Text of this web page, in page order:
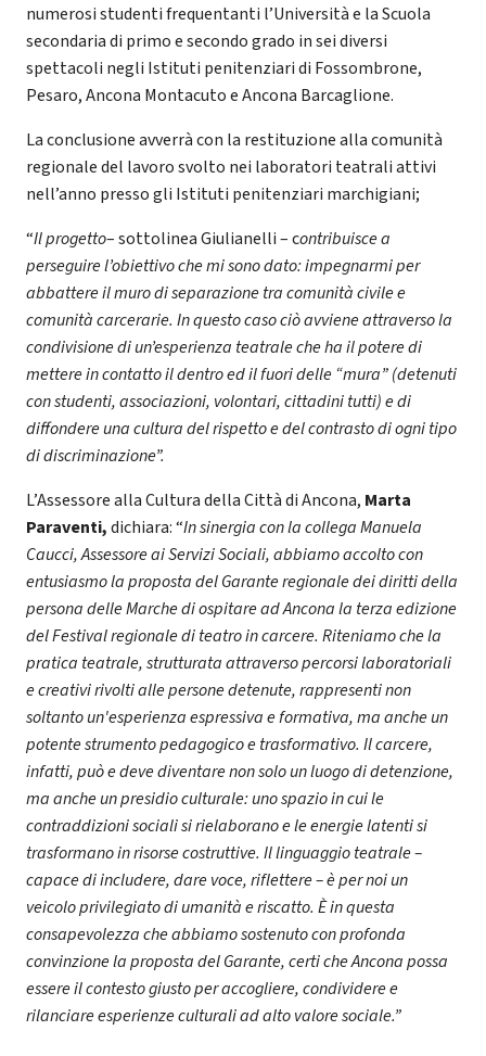
numerosi studenti frequentanti l’Università e la Scuola
secondaria di primo e secondo grado in sei diversi
spettacoli negli Istituti penitenziari di Fossombrone,
Pesaro, Ancona Montacuto e Ancona Barcaglione.
La conclusione avverrà con la restituzione alla comunità
regionale del lavoro svolto nei laboratori teatrali attivi
nell’anno presso gli Istituti penitenziari marchigiani;
“Il progetto– sottolinea Giulianelli – contribuisce a
perseguire l’obiettivo che mi sono dato: impegnarmi per
abbattere il muro di separazione tra comunità civile e
comunità carcerarie. In questo caso ciò avviene attraverso la
condivisione di un’esperienza teatrale che ha il potere di
mettere in contatto il dentro ed il fuori delle “mura” (detenuti
con studenti, associazioni, volontari, cittadini tutti) e di
diffondere una cultura del rispetto e del contrasto di ogni tipo
di discriminazione”.
L’Assessore alla Cultura della Città di Ancona, Marta
Paraventi,dichiara: “In sinergia con la collega Manuela
Caucci, Assessore ai Servizi Sociali, abbiamo accolto con
entusiasmo la proposta del Garante regionale dei diritti della
persona delle Marche di ospitare ad Ancona la terza edizione
del Festival regionale di teatro in carcere. Riteniamo che la
pratica teatrale, strutturata attraverso percorsi laboratoriali
e creativi rivolti alle persone detenute, rappresenti non
soltanto un'esperienza espressiva e formativa, ma anche un
potente strumento pedagogico e trasformativo. Il carcere,
infatti, può e deve diventare non solo un luogo di detenzione,
ma anche un presidio culturale: uno spazio in cui le
contraddizioni sociali si rielaborano e le energie latenti si
trasformano in risorse costruttive. Il linguaggio teatrale –
capace di includere, dare voce, riflettere – è per noi un
veicolo privilegiato di umanità e riscatto. È in questa
consapevolezza che abbiamo sostenuto con profonda
convinzione la proposta del Garante, certi che Ancona possa
essere il contesto giusto per accogliere, condividere e
rilanciare esperienze culturali ad alto valore sociale.”